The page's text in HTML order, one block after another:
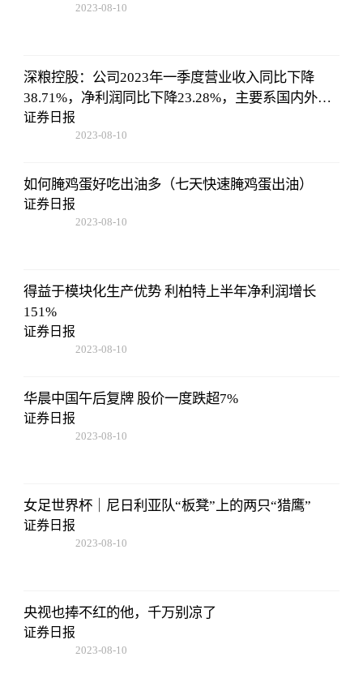
2023-08-10
深粮控股：公司2023年一季度营业收入同比下降
38.71%，净利润同比下降23.28%，主要系国内外粮
油大宗商品价格下降，粮油需求端低迷，公司报告
期内粮油贸易量同比下降，营业收入减少
证券日报
2023-08-10
如何腌鸡蛋好吃出油多（七天快速腌鸡蛋出油）
证券日报
2023-08-10
得益于模块化生产优势 利柏特上半年净利润增长
151%
证券日报
2023-08-10
华晨中国午后复牌 股价一度跌超7%
证券日报
2023-08-10
女足世界杯｜尼日利亚队“板凳”上的两只“猎鹰”
证券日报
2023-08-10
央视也捧不红的他，千万别凉了
证券日报
2023-08-10